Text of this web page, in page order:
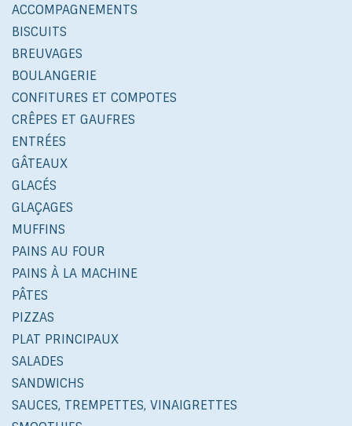
ACCOMPAGNEMENTS
BISCUITS
BREUVAGES
BOULANGERIE
CONFITURES ET COMPOTES
CRÊPES ET GAUFRES
ENTRÉES
GÂTEAUX
GLACÉS
GLAÇAGES
MUFFINS
PAINS AU FOUR
PAINS À LA MACHINE
PÂTES
PIZZAS
PLAT PRINCIPAUX
SALADES
SANDWICHS
SAUCES, TREMPETTES, VINAIGRETTES